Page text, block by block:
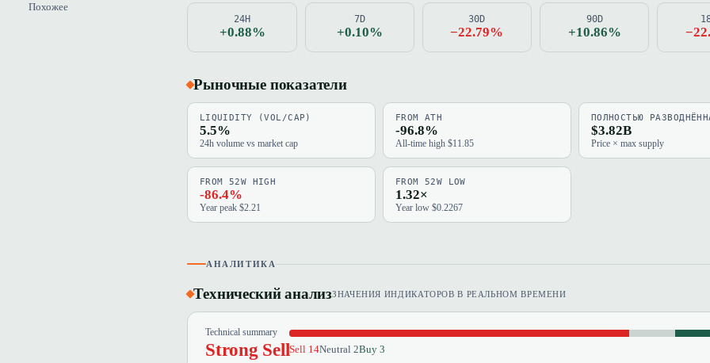
Похожее
24H
+0.88%
7D
+0.10%
30D
−22.79%
90D
+10.86%
Рыночные показатели
LIQUIDITY (VOL/CAP)
5.5%
24h volume vs market cap
FROM ATH
-96.8%
All-time high $11.85
ПОЛНОСТЬЮ
$3.82B
Price × max supply
FROM 52W HIGH
-86.4%
Year peak $2.21
FROM 52W LOW
1.32×
Year low $0.2267
АНАЛИТИКА
Технический анализЗНАЧЕНИЯ ИНДИКАТОРОВ В РЕАЛЬНОМ ВРЕМЕНИ
Technical summary
Strong SellSell 14Neutral 2Buy 3